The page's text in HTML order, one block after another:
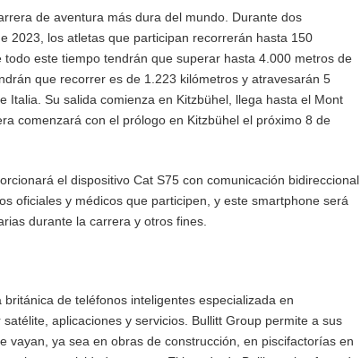
de aventura más dura del mundo. Durante dos
2023, los atletas que participan recorrerán hasta 150
este tiempo tendrán que superar hasta 4.000 metros de
que recorrer es de 1.223 kilómetros y atravesarán 5
Italia. Su salida comienza en Kitzbühel, llega hasta el Mont
comenzará con el prólogo en Kitzbühel el próximo 8 de
el dispositivo Cat S75 con comunicación bidireccional
oficiales y médicos que participen, y este smartphone será
durante la carrera y otros fines.
de teléfonos inteligentes especializada en
aplicaciones y servicios. Bullitt Group permite a sus
vayan, ya sea en obras de construcción, en piscifactorías en